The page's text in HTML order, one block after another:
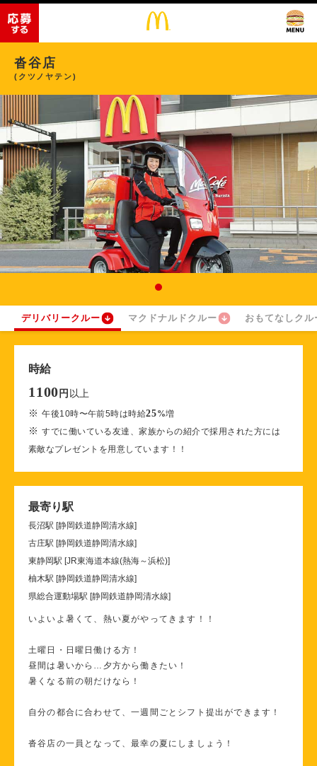
沓谷店
(クツノヤテン)
デリバリークルー マクドナルドクルー おもてなしクル
時給
1100 円 以上
※午後10時〜午前5時は時給25%増
※すでに働いている友達、家族からの紹介で採用された方には
素敵なプレゼントを用意しています！！
最寄り駅
長沼駅 [静岡鉄道静岡清水線]
古庄駅 [静岡鉄道静岡清水線]
東静岡駅 [JR東海道本線(熱海～浜松)]
柚木駅 [静岡鉄道静岡清水線]
県総合運動場駅 [静岡鉄道静岡清水線]
いよいよ暑くて、熱い夏がやってきます！！
土曜日・日曜日働ける方！
昼間は暑いから…夕方から働きたい！
暑くなる前の朝だけなら！
自分の都合に合わせて、一週間ごとシフト提出ができます！
沓谷店の一員となって、最幸の夏にしましょう！